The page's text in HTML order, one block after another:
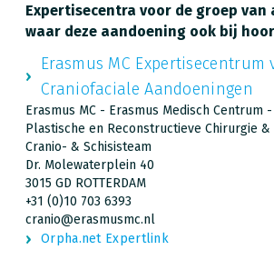
Expertisecentra voor de groep van
waar deze aandoening ook bij
Erasmus MC Expertisecentrum
Craniofaciale Aandoeningen
Erasmus MC - Erasmus Medisch Centrum
Plastische en Reconstructieve Chirurgie
Cranio- & Schisisteam
Dr. Molewaterplein 40
3015 GD ROTTERDAM
+31 (0)10 703 6393
cranio@erasmusmc.nl
Orpha.net Expertlink